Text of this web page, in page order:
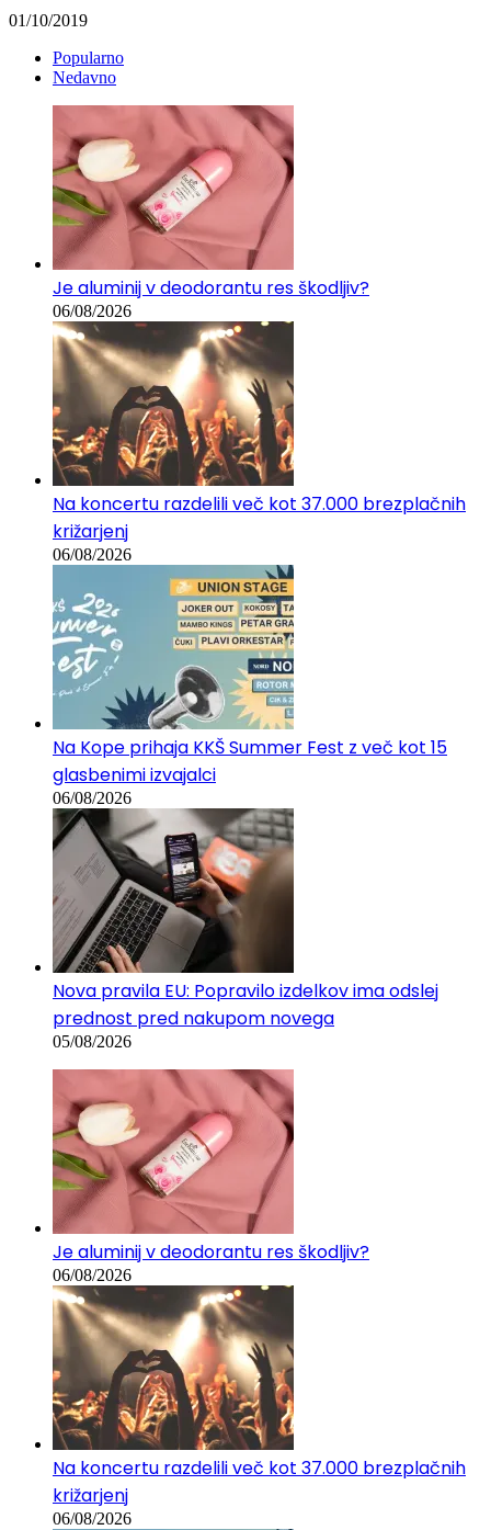
01/10/2019
Popularno
Nedavno
Je aluminij v deodorantu res škodljiv?
06/08/2026
Na koncertu razdelili več kot 37.000 brezplačnih
križarjenj
06/08/2026
Na Kope prihaja KKŠ Summer Fest z več kot 15
glasbenimi izvajalci
06/08/2026
Nova pravila EU: Popravilo izdelkov ima odslej
prednost pred nakupom novega
05/08/2026
Je aluminij v deodorantu res škodljiv?
06/08/2026
Na koncertu razdelili več kot 37.000 brezplačnih
križarjenj
06/08/2026